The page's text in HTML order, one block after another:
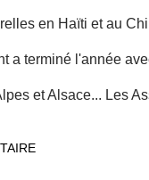
en Haïti et au
a terminé l'année
et Alsace... Les